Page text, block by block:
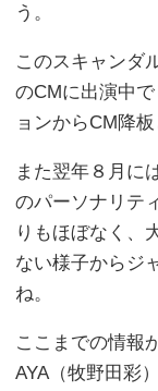
う。
このスキャンダ
のCMに出演中
ョンからCM降
また翌年８月に
のパーソナリテ
りもほぼなく、
ない様子からジ
ね。
ここまでの情報
AYA（牧野田彩